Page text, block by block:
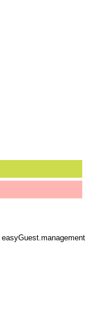
easyGuest.management